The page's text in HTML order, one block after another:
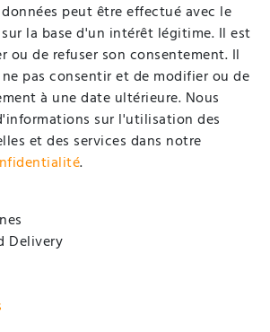
de données
d'affaires / Informations pour
peut être effectué avec le
la base d'un intérêt légitime. Il est
ou de refuser son consentement. Il
pas consentir et de modifier ou de
à une date ultérieure. Nous
sur l'utilisation des
et des services dans notre
.
Delivery